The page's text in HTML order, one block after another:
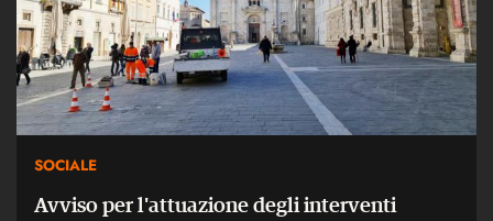
SOCIALE
Avviso per l'attuazione degli interventi